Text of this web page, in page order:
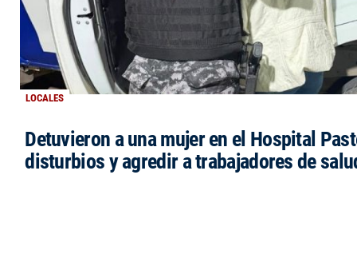
LOCALES
Detuvieron a una mujer en el Hospital
disturbios y agredir a trabajadores de